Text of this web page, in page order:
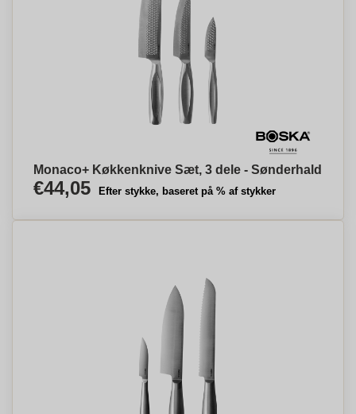
Monaco+ Køkkenknive Sæt, 3 dele - Sønderhald
€44,05 Efter stykke, baseret på % af stykker